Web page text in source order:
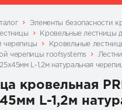
Элементы безопасности
Кровельные лестницы
черепицы
Кровельные
черепицы roofsystems
25x45мм L-1,2м натуральная
кровельная
L-1,2м